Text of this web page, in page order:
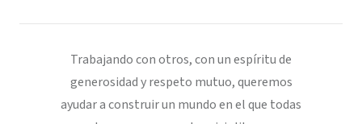
Trabajando con otros, con un espíritu de
generosidad y respeto mutuo, queremos
ayudar a construir un mundo en el que todas